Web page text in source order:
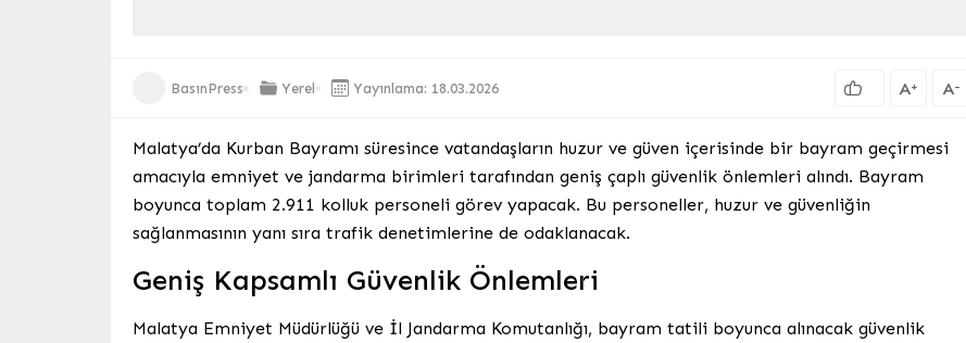
BasınPress Yerel Yayınlama: 18.03.2026 A+ A-
Malatya’da Kurban Bayramı süresince vatandaşların huzur ve güven içerisinde bir bayram geçirmesi
amacıyla emniyet ve jandarma birimleri tarafından geniş çaplı güvenlik önlemleri alındı. Bayram
boyunca toplam 2.911 kolluk personeli görev yapacak. Bu personeller, huzur ve güvenliğin
sağlanmasının yanı sıra trafik denetimlerine de odaklanacak.
Geniş Kapsamlı Güvenlik Önlemleri
Malatya Emniyet Müdürlüğü ve İl Jandarma Komutanlığı, bayram tatili boyunca alınacak güvenlik